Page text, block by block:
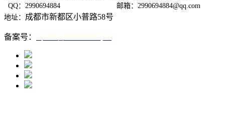
QQ：2990694884
邮箱：2990694884@qq.com
地址： 成都市新都区小普路58号
备案号：